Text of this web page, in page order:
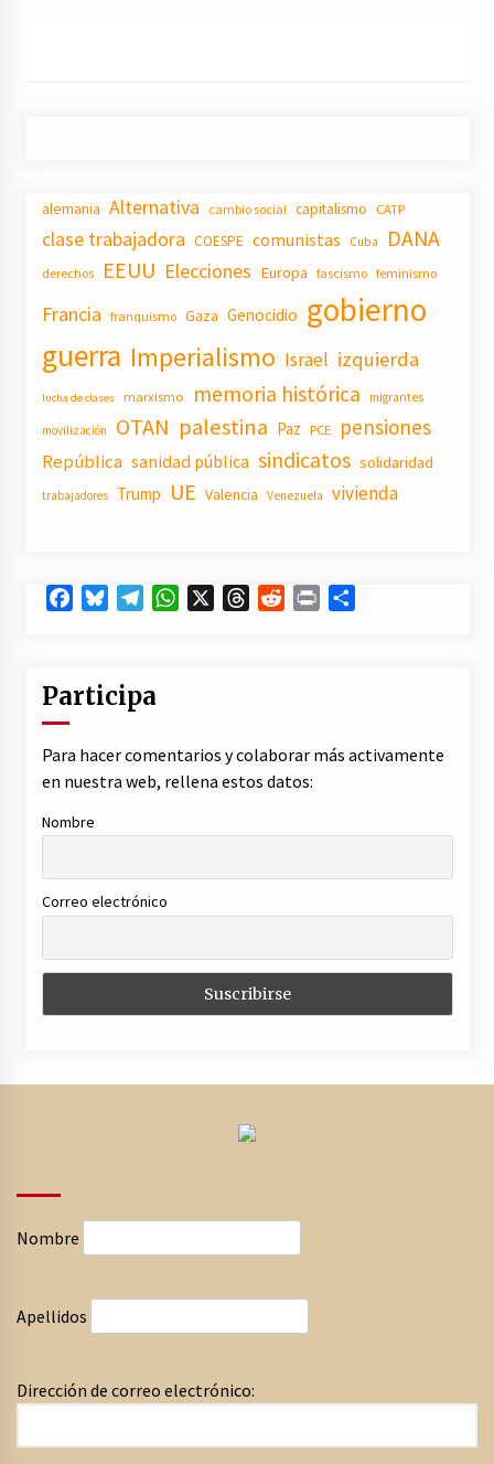
alemania Alternativa cambio social capitalismo CATP
clase trabajadora COESPE comunistas Cuba DANA
derechos EEUU Elecciones Europa fascismo feminismo
Francia franquismo Gaza Genocidio gobierno
guerra Imperialismo Israel izquierda
lucha de clases marxismo memoria histórica migrantes
movilización OTAN palestina Paz PCE pensiones
República sanidad pública sindicatos solidaridad
trabajadores Trump UE Valencia Venezuela vivienda
FacebookBlueskyTelegramWhatsApp ThreadsRedditPrint
Participa
Para hacer comentarios y colaborar más activamente
en nuestra web, rellena estos datos:
Nombre
Correo electrónico
Nombre
Apellidos
Dirección de correo electrónico: